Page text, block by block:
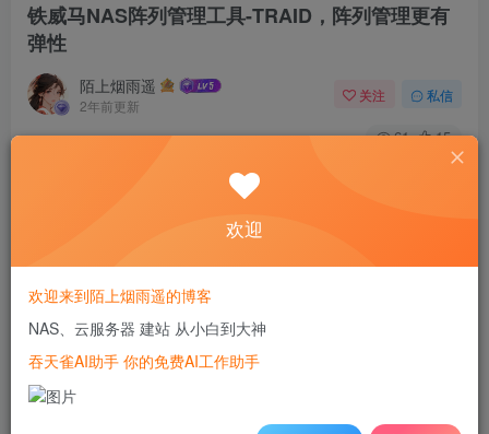
铁威马NAS阵列管理工具-TRAID，阵列管理更有
弹性
陌上烟雨遥
2年前更新
关注 私信
61 15
欢迎
欢迎来到陌上烟雨遥的博客
NAS、云服务器 建站 从小白到大神
吞天雀AI助手 你的免费AI工作助手